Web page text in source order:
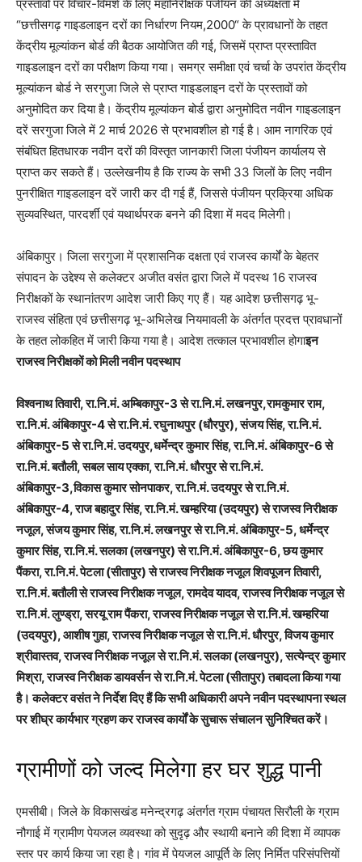
प्रस्तावों पर विचार-विमर्श के लिए महानिरीक्षक पंजीयन की अध्यक्षता में
“छत्तीसगढ़ गाइडलाइन दरों का निर्धारण नियम,2000“ के प्रावधानों के तहत
केंद्रीय मूल्यांकन बोर्ड की बैठक आयोजित की गई, जिसमें प्राप्त प्रस्तावित
गाइडलाइन दरों का परीक्षण किया गया। समग्र समीक्षा एवं चर्चा के उपरांत केंद्रीय
मूल्यांकन बोर्ड ने सरगुजा जिले से प्राप्त गाइडलाइन दरों के प्रस्तावों को
अनुमोदित कर दिया है। केंद्रीय मूल्यांकन बोर्ड द्वारा अनुमोदित नवीन गाइडलाइन
दरें सरगुजा जिले में 2 मार्च 2026 से प्रभावशील हो गई है। आम नागरिक एवं
संबंधित हितधारक नवीन दरों की विस्तृत जानकारी जिला पंजीयन कार्यालय से
प्राप्त कर सकते हैं। उल्लेखनीय है कि राज्य के सभी 33 जिलों के लिए नवीन
पुनरीक्षित गाइडलाइन दरें जारी कर दी गई हैं, जिससे पंजीयन प्रक्रिया अधिक
सुव्यवस्थित, पारदर्शी एवं यथार्थपरक बनने की दिशा में मदद मिलेगी।
अंबिकापुर। जिला सरगुजा में प्रशासनिक दक्षता एवं राजस्व कार्यों के बेहतर
संपादन के उद्देश्य से कलेक्टर अजीत वसंत द्वारा जिले में पदस्थ 16 राजस्व
निरीक्षकों के स्थानांतरण आदेश जारी किए गए हैं। यह आदेश छत्तीसगढ़ भू-
राजस्व संहिता एवं छत्तीसगढ़ भू-अभिलेख नियमावली के अंतर्गत प्रदत्त प्रावधानों
के तहत लोकहित में जारी किया गया है। आदेश तत्काल प्रभावशील होगाइन
राजस्व निरीक्षकों को मिली नवीन पदस्थाप
विश्वनाथ तिवारी, रा.नि.मं. अम्बिकापुर-3 से रा.नि.मं. लखनपुर,रामकुमार राम,
रा.नि.मं. अंबिकापुर-4 से रा.नि.मं. रघुनाथपुर (धौरपुर), संजय सिंह, रा.नि.मं.
अंबिकापुर-5 से रा.नि.मं. उदयपुर,धर्मेन्द्र कुमार सिंह, रा.नि.मं. अंबिकापुर-6 से
रा.नि.मं. बतौली, सबल साय एक्का, रा.नि.मं. धौरपुर से रा.नि.मं.
अंबिकापुर-3,विकास कुमार सोनपाकर, रा.नि.मं. उदयपुर से रा.नि.मं.
अंबिकापुर-4, राज बहादुर सिंह, रा.नि.मं. खम्हरिया (उदयपुर) से राजस्व निरीक्षक
नजूल, संजय कुमार सिंह, रा.नि.मं. लखनपुर से रा.नि.मं. अंबिकापुर-5, धर्मेन्द्र
कुमार सिंह, रा.नि.मं. सलका (लखनपुर) से रा.नि.मं. अंबिकापुर-6, छय कुमार
पैंकरा, रा.नि.मं. पेटला (सीतापुर) से राजस्व निरीक्षक नजूल शिवपूजन तिवारी,
रा.नि.मं. बतौली से राजस्व निरीक्षक नजूल, रामदेव यादव, राजस्व निरीक्षक नजूल से
रा.नि.मं. लुण्ड्रा, सरयू राम पैंकरा, राजस्व निरीक्षक नजूल से रा.नि.मं. खम्हरिया
(उदयपुर), आशीष गुहा, राजस्व निरीक्षक नजूल से रा.नि.मं. धौरपुर, विजय कुमार
श्रीवास्तव, राजस्व निरीक्षक नजूल से रा.नि.मं. सलका (लखनपुर), सत्येन्द्र कुमार
मिश्रा, राजस्व निरीक्षक डायवर्सन से रा.नि.मं. पेटला (सीतापुर) तबादला किया गया
है। कलेक्टर वसंत ने निर्देश दिए हैं कि सभी अधिकारी अपने नवीन पदस्थापना स्थल
पर शीघ्र कार्यभार ग्रहण कर राजस्व कार्यों के सुचारू संचालन सुनिश्चित करें।
ग्रामीणों को जल्द मिलेगा हर घर शुद्ध पानी
एमसीबी। जिले के विकासखंड मनेन्द्रगढ़ अंतर्गत ग्राम पंचायत सिरौली के ग्राम
नौगाई में ग्रामीण पेयजल व्यवस्था को सुदृढ़ और स्थायी बनाने की दिशा में व्यापक
स्तर पर कार्य किया जा रहा है। गांव में पेयजल आपूर्ति के लिए निर्मित परिसंपत्तियों